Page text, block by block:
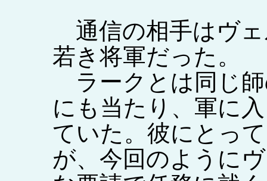
通信の相手はヴ
若き将軍だった。
ラークとは同じ
にも当たり、軍に
ていた。彼にとっ
が、今回のように